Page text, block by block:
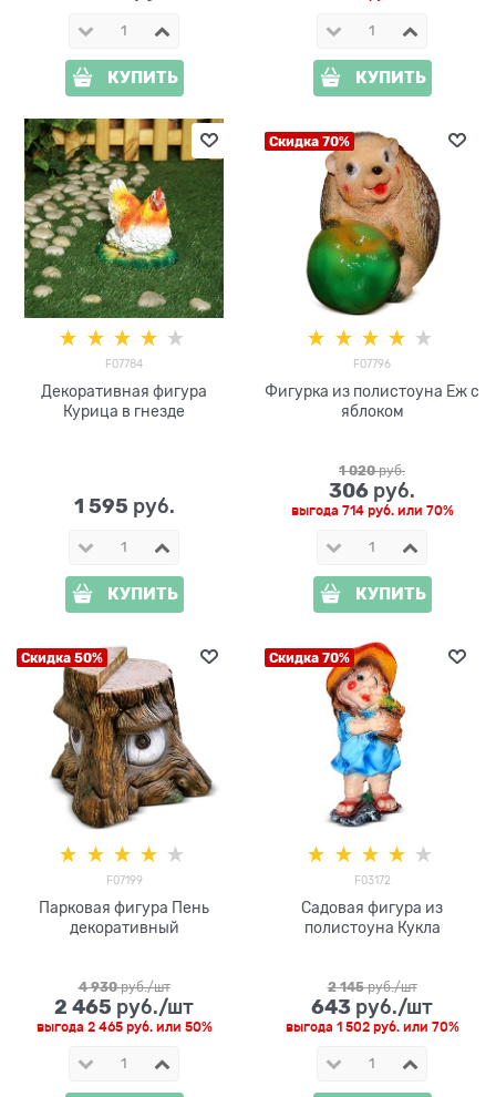
КУПИТЬ КУПИТЬ
F07784
Декоративная фигура
Курица в гнезде
1 595 руб.
КУПИТЬ
Скидка 70%
F07796
Фигурка из полистоуна Еж с
яблоком
1 020 руб.
306 руб.
выгода 714 руб.или 70%
КУПИТЬ
Скидка 50%
F07199
Парковая фигура Пень
декоративный
4 930 руб./шт
2 465 руб./шт
выгода 2 465 руб.или 50%
Скидка 70%
F03172
Садовая фигура из
полистоуна Кукла
2 145 руб./шт
643 руб./шт
выгода 1 502 руб.или 70%